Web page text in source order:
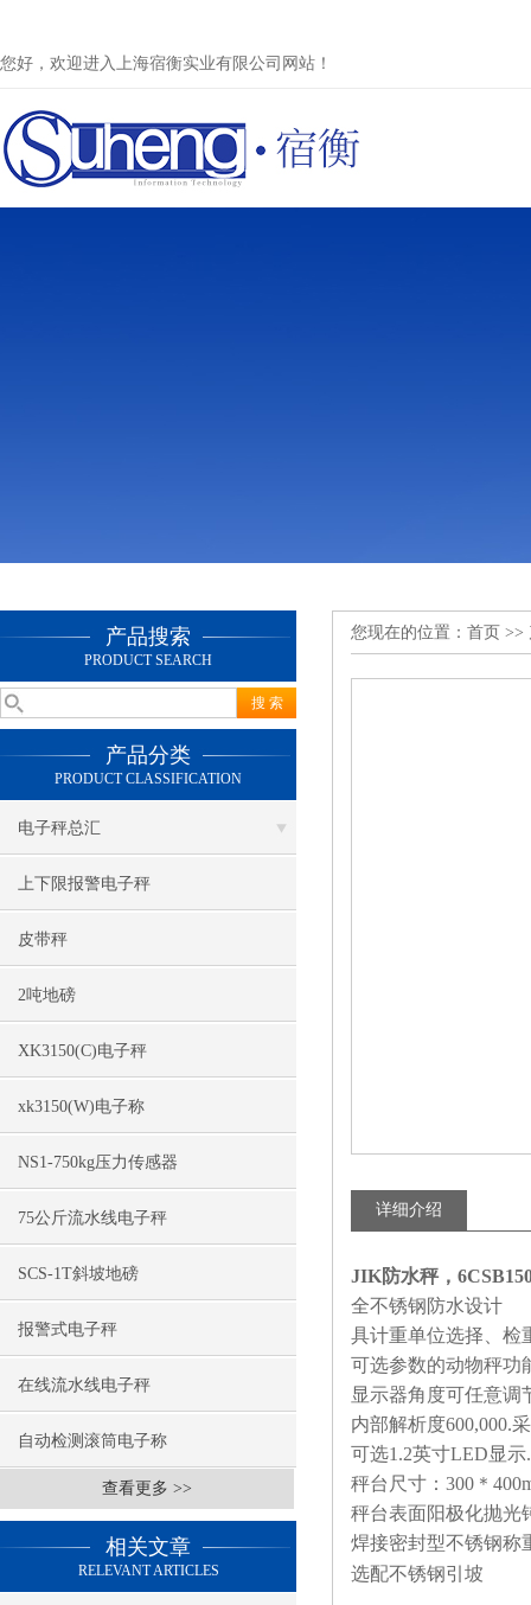
您好，欢迎进入上海宿衡实业有限公司网站！
产品搜索
PRODUCT SEARCH
产品分类
PRODUCT CLASSIFICATION
电子秤总汇
上下限报警电子秤
皮带秤
2吨地磅
XK3150(C)电子秤
xk3150(W)电子称
NS1-750kg压力传感器
75公斤流水线电子秤
SCS-1T斜坡地磅
报警式电子秤
在线流水线电子秤
自动检测滚筒电子称
查看更多 >>
相关文章
RELEVANT ARTICLES
您现在的位置： 首页 >>
详细介绍
JIK防水秤，
全不锈钢防水设计
具计重单位选择、检
可选参数的动物秤功
显示器角度可任意调
内部解析度600,000.
可选1.2英寸LED显示.
秤台尺寸： 300 ＊
秤台表面阳极化抛光
焊接密封型不锈钢称
选配不锈钢引坡